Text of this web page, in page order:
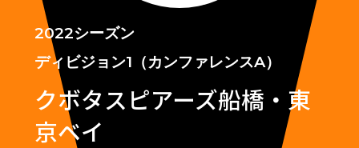
2022シーズン
ディビジョン1（カンファレンスA）
クボタスピアーズ船橋・東
京ベイ